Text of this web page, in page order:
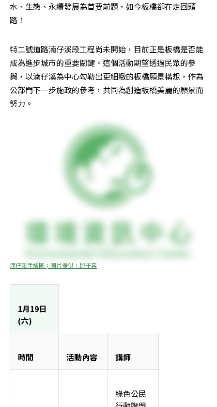
水、生態、永續發展為首要前題，如今板橋卻在走回頭
路！
特二號道路湳仔溪段工程尚未開始，目前正是板橋是否能
成為進步城市的重要關鍵。這個活動期望透過民眾的參
與，以湳仔溪為中心勾勒出更細緻的板橋願景構想，作為
公部門下一步施政的參考，共同為創造板橋美麗的願景而
努力。
湳仔溪手繪圖；圖片提供：邱子容
1月19日
(六)
時間 活動內容 講師
綠色公民